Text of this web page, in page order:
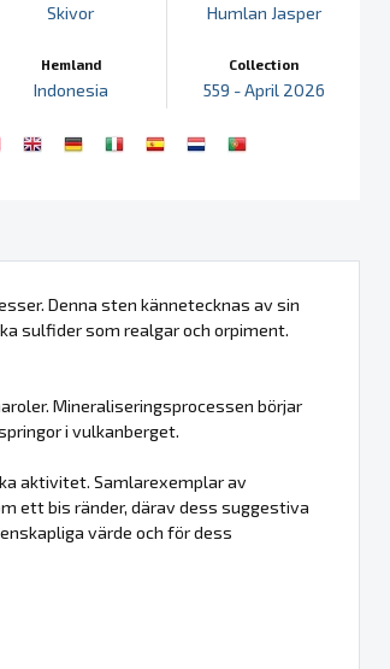
Skivor
Hemland
Indonesia
Humlan Jasper
Collection
559 - April 2026
Denna sten kännetecknas av sin
sulfider som realgar och orpiment.
Mineraliseringsprocessen börjar
i vulkanberget.
aktivitet. Samlarexemplar av
ett bis ränder, därav dess suggestiva
värde och för dess